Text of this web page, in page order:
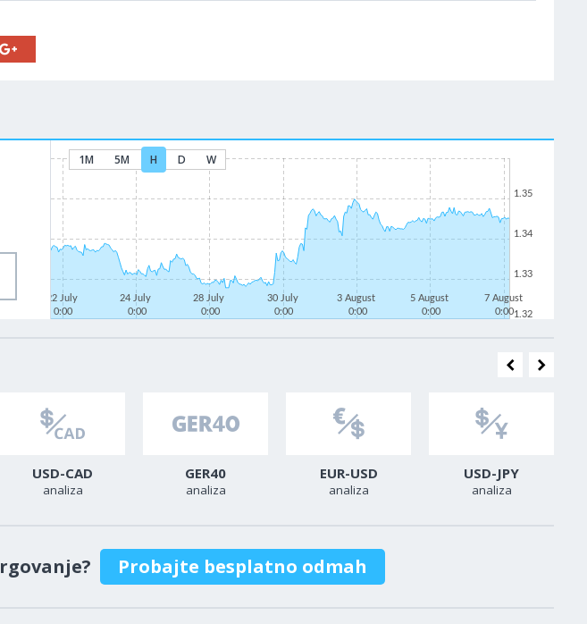
1M 5M H D W
22 July
0:00
24 July
0:00
28 July
0:00
30 July
0:00
3 August
0:00
5 August
0:00
7 August
0:001.32
1.33
1.34
1.35
USD-CAD
analiza
GER40
analiza
EUR-USD
analiza
USD-JPY
analiza
Probajte besplatno odmah